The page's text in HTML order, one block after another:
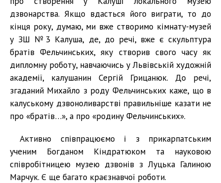
дзвонарства. Якщо вдасться його виграти, то до
кінця року, думаю, ми вже створимо кімнату-музей
у ЗШ №3 Калуша, де, до речі, вже є скульптура
братів Фельчинських, яку створив свого часу як
дипломну роботу, навчаючись у Львівській художній
академії, калушанин Сергій Грицанюк. До речі,
згаданий Михайло з роду Фельчинських каже, що в
калуському дзвоноливарстві правильніше казати не
про «братів…», а про «родину Фельчинських».
Активно співпрацюємо і з прикарпатським
ученим Богданом Кіндратюком та науковою
співробітницею музею дзвонів з Луцька Галиною
Марчук. Є ще багато краєзнавчої роботи.